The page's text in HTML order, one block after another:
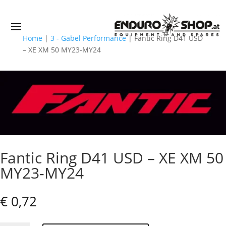
Home | 3 - Gabel Performance| Fantic Ring D41 USD
– XE XM 50 MY23-MY24
Fantic Ring D41 USD – XE XM 50
MY23-MY24
€ 0,72